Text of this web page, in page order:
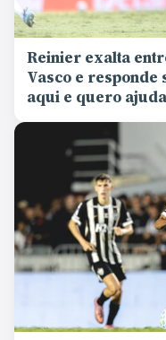
Reinier exalta
Vasco e responde
aqui e quero